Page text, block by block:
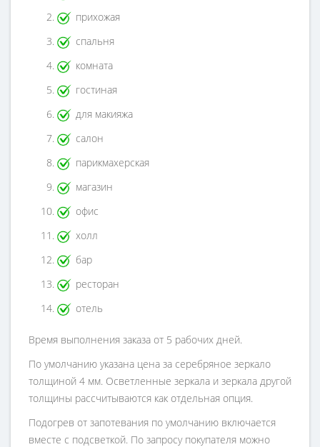
прихожая
спальня
комната
гостиная
для макияжа
салон
парикмахерская
магазин
офис
холл
бар
ресторан
отель
Время выполнения заказа от 5 рабочих дней.
По умолчанию указана цена за серебряное зеркало
толщиной 4 мм. Осветленные зеркала и зеркала другой
толщины рассчитываются как отдельная опция.
Подогрев от запотевания по умолчанию включается
вместе с подсветкой. По запросу покупателя можно